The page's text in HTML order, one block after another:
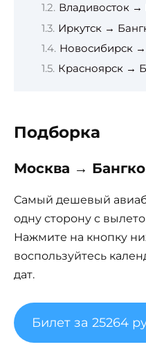
Владивосток →
Иркутск →
Новосибирск →
Красноярск →
Подборка
Москва →
Самый дешевый
одну сторону с
Нажмите на кнопку
воспользуйтесь
дат.
Билет за 25264